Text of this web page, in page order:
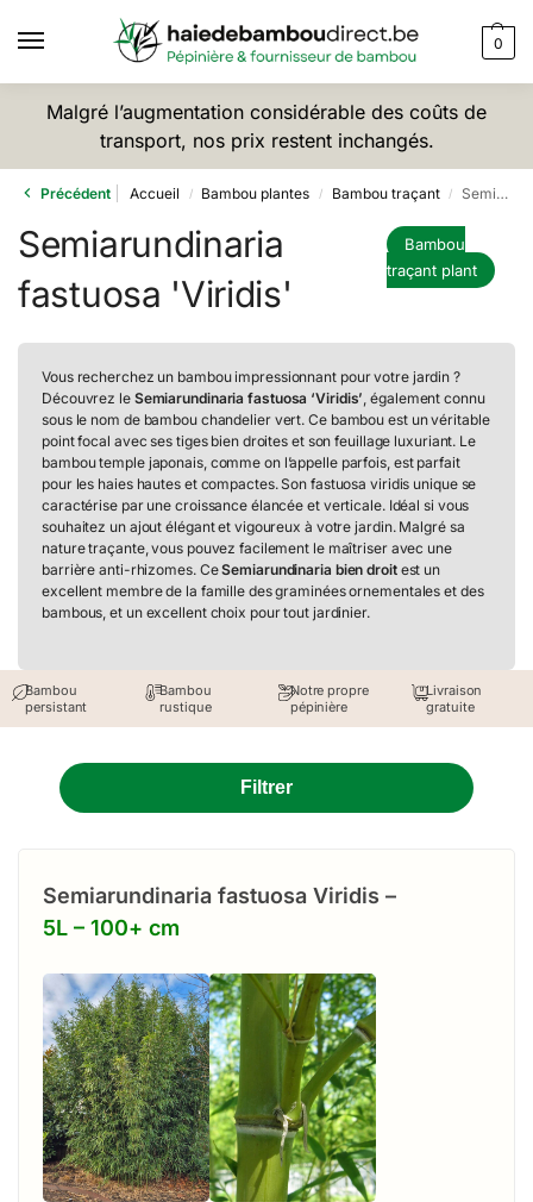
0
Malgré l’augmentation considérable des coûts de
transport, nos prix restent inchangés.
Précédent Accueil / Bambou plantes / Bambou traçant / Semiarundinaria fastuosa 'Viridis'
Semiarundinaria
fastuosa 'Viridis'
Bambou
traçant plant
Vous recherchez un bambou impressionnant pour votre jardin ?
Découvrez le Semiarundinaria fastuosa ‘Viridis’, également connu
sous le nom de bambou chandelier vert. Ce bambou est un véritable
point focal avec ses tiges bien droites et son feuillage luxuriant. Le
bambou temple japonais, comme on l’appelle parfois, est parfait
pour les haies hautes et compactes. Son fastuosa viridis unique se
caractérise par une croissance élancée et verticale. Idéal si vous
souhaitez un ajout élégant et vigoureux à votre jardin. Malgré sa
nature traçante, vous pouvez facilement le maîtriser avec une
barrière anti-rhizomes. CeSemiarundinaria bien droitest un
excellent membre de la famille des graminées ornementales et des
bambous, et un excellent choix pour tout jardinier.
Bambou
persistant
Bambou
rustique
Notre propre
pépinière
Livraison
gratuite
Filtrer
Semiarundinaria fastuosa Viridis –
5L – 100+ cm